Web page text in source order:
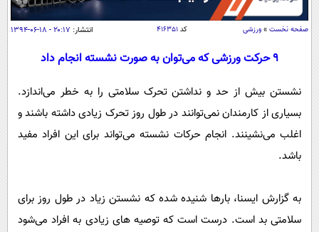
اقتصاد
اقتصادی
جامعه
سلامت
بین الملل
علمی
اخبار کریپتو
گوناگون
سرگرمی
فیلم
صفحه نخست » ورزشی کد ۴۱۶۳۵۱ انتشار: ۲۰:۱۷ - ۱۸-۰۶-۱۳۹۴
9 حرکت ورزشی که می‌توان به صورت نشسته انجام داد
نشستن بیش از حد و نداشتن تحرک سلامتی را به خطر می‌اندازد.
بسیاری از کارمندان نمی‌توانند در طول روز تحرک زیادی داشته باشند و
اغلب می‌نشینند. انجام حرکات نشسته می‌تواند برای این افراد مفید
باشد.
به‌ گزارش ‌ایسنا‌، بارها شنیده شده که نشستن زیاد در طول روز برای
سلامتی بد است. درست است که توصیه های زیادی به افراد می‌شود